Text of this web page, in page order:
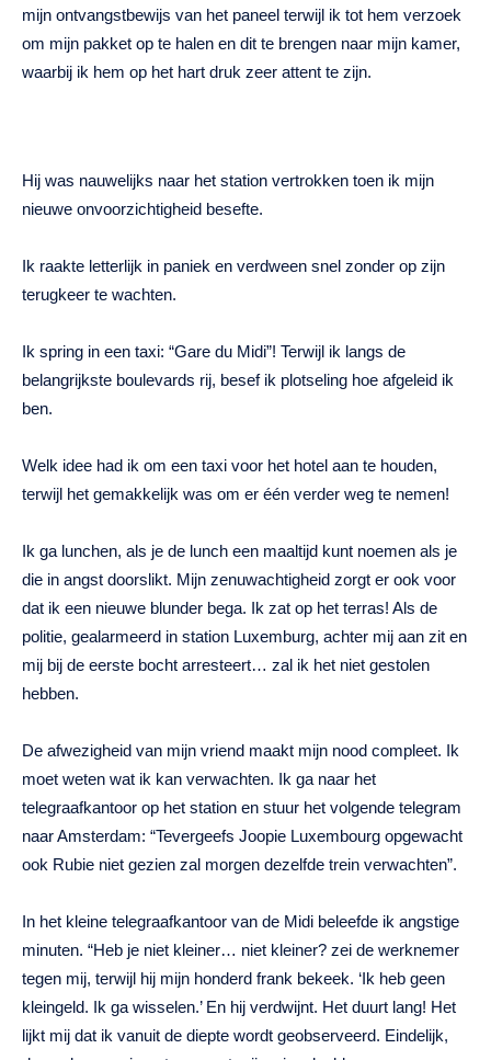
mijn ontvangstbewijs van het paneel terwijl ik tot hem verzoek
om mijn pakket op te halen en dit te brengen naar mijn kamer,
waarbij ik hem op het hart druk zeer attent te zijn.
Hij was nauwelijks naar het station vertrokken toen ik mijn
nieuwe onvoorzichtigheid besefte.
Ik raakte letterlijk in paniek en verdween snel zonder op zijn
terugkeer te wachten.
Ik spring in een taxi: “Gare du Midi”! Terwijl ik langs de
belangrijkste boulevards rij, besef ik plotseling hoe afgeleid ik
ben.
Welk idee had ik om een ​​taxi voor het hotel aan te houden,
terwijl het gemakkelijk was om er één verder weg te nemen!
Ik ga lunchen, als je de lunch een maaltijd kunt noemen als je
die in angst doorslikt. Mijn zenuwachtigheid zorgt er ook voor
dat ik een nieuwe blunder bega. Ik zat op het terras! Als de
politie, gealarmeerd in station Luxemburg, achter mij aan zit en
mij bij de eerste bocht arresteert… zal ik het niet gestolen
hebben.
De afwezigheid van mijn vriend maakt mijn nood compleet. Ik
moet weten wat ik kan verwachten. Ik ga naar het
telegraafkantoor op het station en stuur het volgende telegram
naar Amsterdam: “Tevergeefs Joopie Luxembourg opgewacht
ook Rubie niet gezien zal morgen dezelfde trein verwachten”.
In het kleine telegraafkantoor van de Midi beleefde ik angstige
minuten. “Heb je niet kleiner… niet kleiner? zei de werknemer
tegen mij, terwijl hij mijn honderd frank bekeek. ‘Ik heb geen
kleingeld. Ik ga wisselen.’ En hij verdwijnt. Het duurt lang! Het
lijkt mij dat ik vanuit de diepte wordt geobserveerd. Eindelijk,